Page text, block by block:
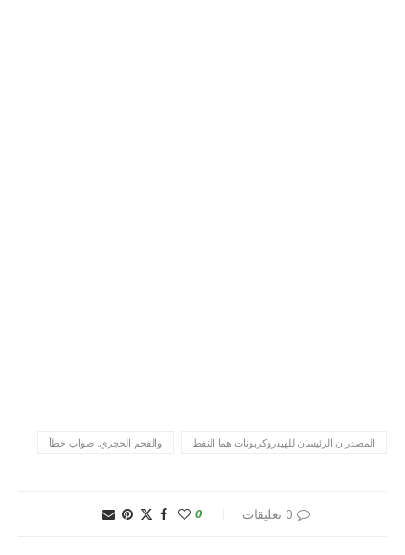
المصدران الرئيسان للهيدروكربونات هما النفط والفحم الحجري. صواب خطأ
0 تعليقات 0